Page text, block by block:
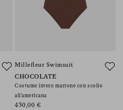
Millefleur Swimsuit
CHOCOLATE
Costume intero marrone con scollo
all'americana
430,00 €